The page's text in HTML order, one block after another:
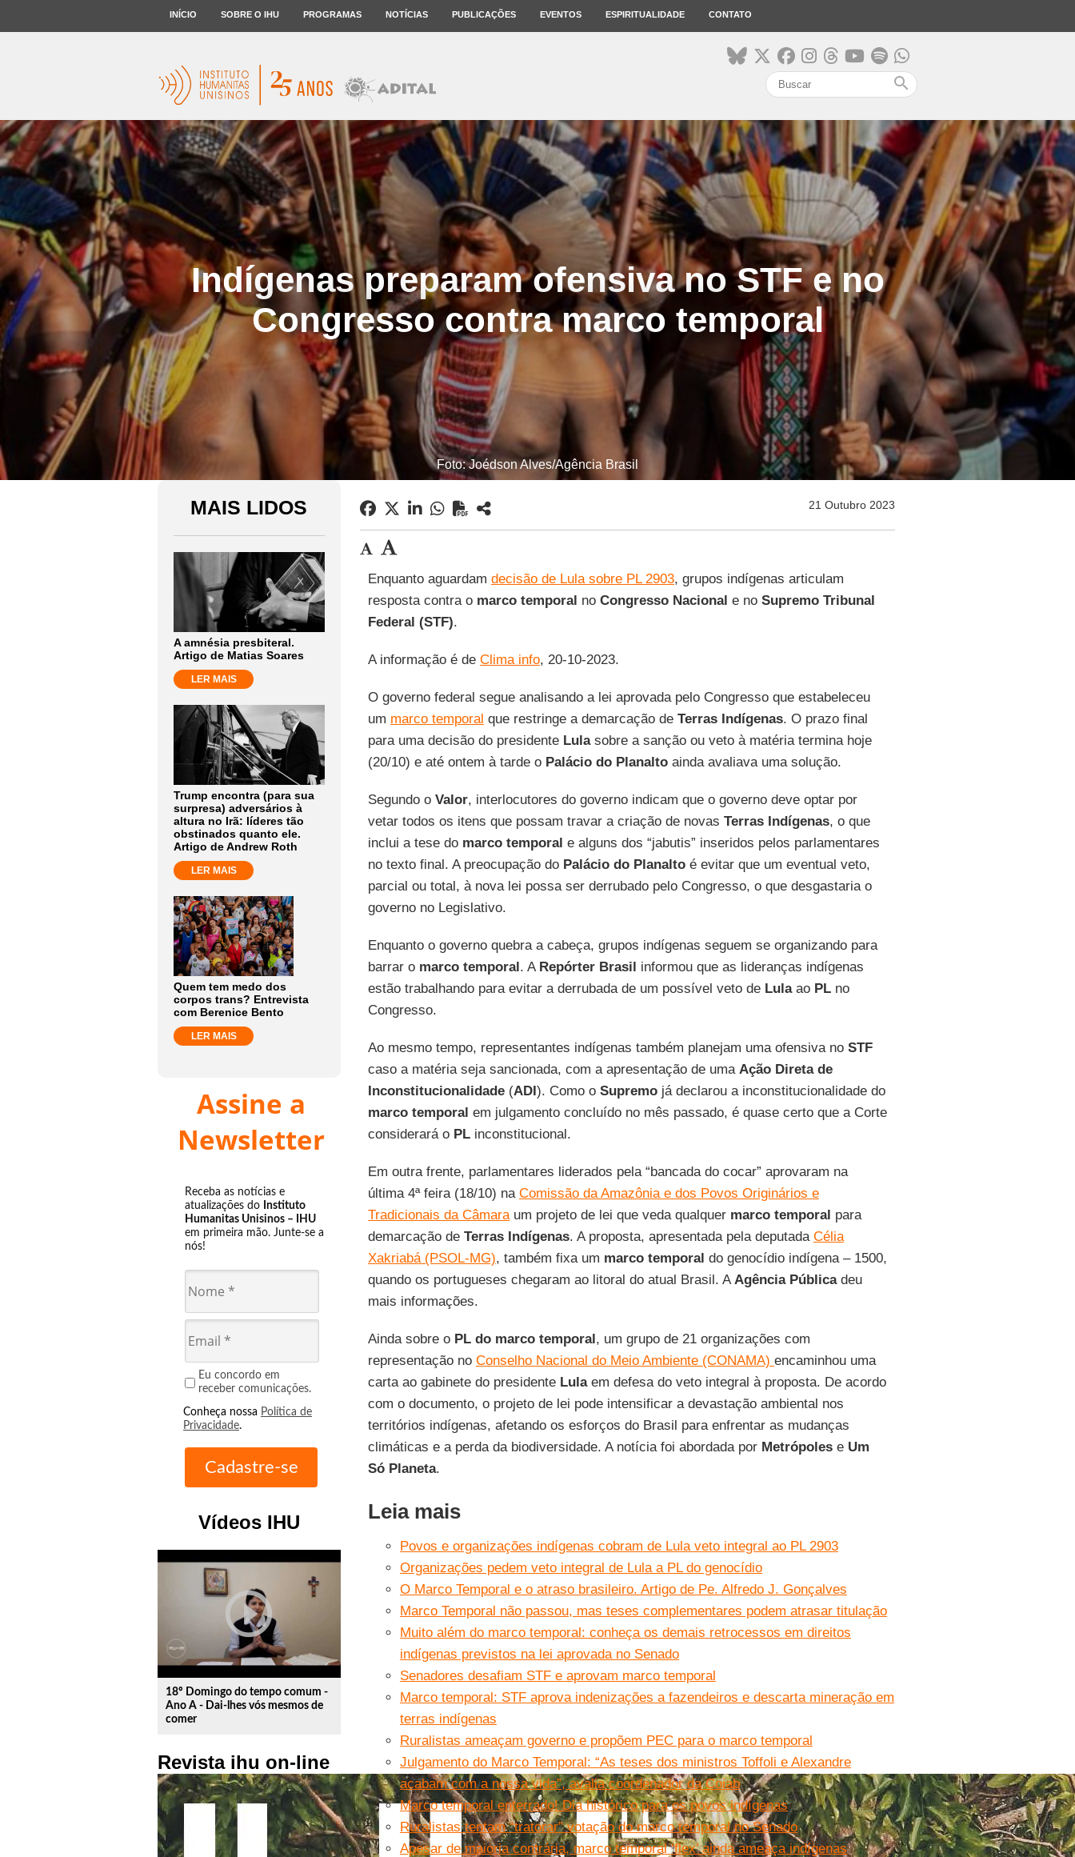
INÍCIO SOBRE O IHU PROGRAMAS NOTÍCIAS PUBLICAÇÕES EVENTOS ESPIRITUALIDADE CONTATO
search
Indígenas preparam ofensiva no STF e no
Congresso contra marco temporal
Foto: Joédson Alves/Agência Brasil
MAIS LIDOS
A amnésia presbiteral.
Artigo de Matias Soares
LER MAIS
Trump encontra (para sua
surpresa) adversários à
altura no Irã: líderes tão
obstinados quanto ele.
Artigo de Andrew Roth
LER MAIS
Quem tem medo dos
corpos trans? Entrevista
com Berenice Bento
LER MAIS
Assine a
Newsletter
Receba as notícias e
atualizações do Instituto
Humanitas Unisinos – IHU
em primeira mão. Junte-se a
nós!
Eu concordo em
receber comunicações.
Conheça nossa Política de
Privacidade.
Vídeos IHU
play_circle_outline
18º Domingo do tempo comum -
Ano A - Dai-lhes vós mesmos de
comer
Revista ihu on-line
21 Outubro 2023
Enquanto aguardam decisão de Lula sobre PL 2903, grupos indígenas articulam
resposta contra o marco temporal no Congresso Nacional e no Supremo Tribunal
Federal (STF).
A informação é de Clima info, 20-10-2023.
O governo federal segue analisando a lei aprovada pelo Congresso que estabeleceu
um marco temporal que restringe a demarcação de Terras Indígenas. O prazo final
para uma decisão do presidente Lulasobre a sanção ou veto à matéria termina hoje
(20/10) e até ontem à tarde o Palácio do Planaltoainda avaliava uma solução.
Segundo o Valor, interlocutores do governo indicam que o governo deve optar por
vetar todos os itens que possam travar a criação de novas Terras Indígenas, o que
inclui a tese do marco temporal e alguns dos “jabutis” inseridos pelos parlamentares
no texto final. A preocupação do Palácio do Planaltoé evitar que um eventual veto,
parcial ou total, à nova lei possa ser derrubado pelo Congresso, o que desgastaria o
governo no Legislativo.
Enquanto o governo quebra a cabeça, grupos indígenas seguem se organizando para
barrar o marco temporal. A Repórter Brasil informou que as lideranças indígenas
estão trabalhando para evitar a derrubada de um possível veto de Lulaao PLno
Congresso.
Ao mesmo tempo, representantes indígenas também planejam uma ofensiva no STF
caso a matéria seja sancionada, com a apresentação de uma Ação Direta de
Inconstitucionalidade (ADI). Como o Supremojá declarou a inconstitucionalidade do
marco temporal em julgamento concluído no mês passado, é quase certo que a Corte
considerará o PLinconstitucional.
Em outra frente, parlamentares liderados pela “bancada do cocar” aprovaram na
última 4ª feira (18/10) na Comissão da Amazônia e dos Povos Originários e
Tradicionais da Câmaraum projeto de lei que veda qualquer marco temporal para
demarcação de Terras Indígenas. A proposta, apresentada pela deputada Célia
Xakriabá (PSOL-MG), também fixa um marco temporal do genocídio indígena – 1500,
quando os portugueses chegaram ao litoral do atual Brasil. AAgência Públicadeu
mais informações.
Ainda sobre o PL do marco temporal, um grupo de 21 organizações com
representação no Conselho Nacional do Meio Ambiente (CONAMA) encaminhou uma
carta ao gabinete do presidente Lulaem defesa do veto integral à proposta. De acordo
com o documento, o projeto de lei pode intensificar a devastação ambiental nos
territórios indígenas, afetando os esforços do Brasil para enfrentar as mudanças
climáticas e a perda da biodiversidade. A notícia foi abordada por Metrópolese Um
Só Planeta.
Leia mais
Povos e organizações indígenas cobram de Lula veto integral ao PL 2903
Organizações pedem veto integral de Lula a PL do genocídio
O Marco Temporal e o atraso brasileiro. Artigo de Pe. Alfredo J. Gonçalves
Marco Temporal não passou, mas teses complementares podem atrasar titulação
Muito além do marco temporal: conheça os demais retrocessos em direitos
indígenas previstos na lei aprovada no Senado
Senadores desafiam STF e aprovam marco temporal
Marco temporal: STF aprova indenizações a fazendeiros e descarta mineração em
terras indígenas
Ruralistas ameaçam governo e propõem PEC para o marco temporal
Julgamento do Marco Temporal: “As teses dos ministros Toffoli e Alexandre
acabam com a nossa vida”, avalia coordenador da Coiab
Marco temporal enterrado! Dia histórico para os povos indígenas
Ruralistas tentam “tratorar” votação do marco temporal no Senado
Apesar de maioria contrária, marco temporal ‘flex’ ainda ameaça indígenas